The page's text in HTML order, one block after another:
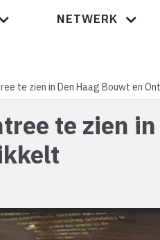
NETWERK
te zien in Den Haag Bouwt en
te zien